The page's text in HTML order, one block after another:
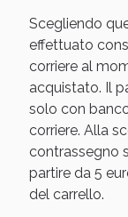
Scegliendo
effettuato
corriere al
acquistato. Il
solo con
corriere. Alla
contrassegno
partire da 5
del carrello.